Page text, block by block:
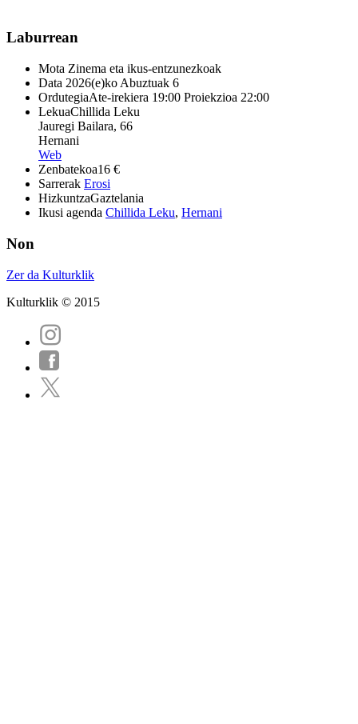
Laburrean
Mota Zinema eta ikus-entzunezkoak
Data 2026(e)ko Abuztuak 6
OrdutegiaAte-irekiera 19:00 Proiekzioa 22:00
LekuaChillida Leku
Jauregi Bailara, 66
Hernani
Web
Zenbatekoa16 €
Sarrerak Erosi
HizkuntzaGaztelania
Ikusi agenda Chillida Leku, Hernani
Non
Zer da Kulturklik
Kulturklik © 2015